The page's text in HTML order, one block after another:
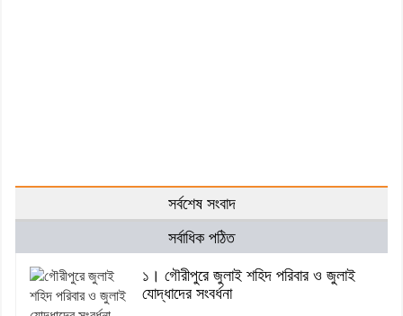
সর্বশেষ সংবাদ
সর্বাধিক পঠিত
১। গৌরীপুরে জুলাই শহিদ পরিবার ও জুলাই
যোদ্ধাদের সংবর্ধনা